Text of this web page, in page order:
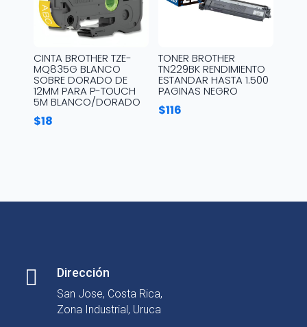
CINTA BROTHER TZE-
MQ835G BLANCO
SOBRE DORADO DE
12MM PARA P-TOUCH
5M BLANCO/DORADO
$18
TONER BROTHER
TN229BK RENDIMIENTO
ESTANDAR HASTA 1.500
PAGINAS NEGRO
$116
 Dirección
San Jose, Costa Rica,
Zona Industrial, Uruca